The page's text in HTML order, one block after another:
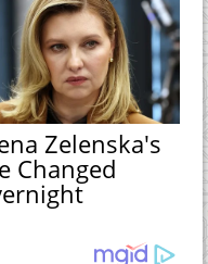
Zelenska's
Changed